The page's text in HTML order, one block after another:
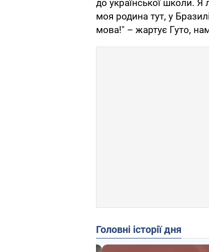
до української школи. Я
моя родина тут, у
мова!" – жартує Гуто,
Головні історії дня